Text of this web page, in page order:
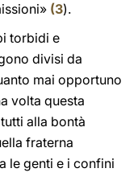
(3).
torbidi e
divisi da
mai opportuno
volta questa
alla bontà
fraterna
le genti e i confini